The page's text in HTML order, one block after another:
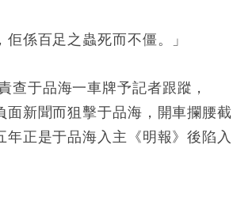
係百足之蟲死而不僵。」
于品海一車牌予記者跟蹤，
面新聞而狙擊于品海，開車攔腰截
正是于品海入主《明報》後陷入